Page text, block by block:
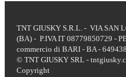
TNT GIUSKY S.R.L. - VIA SAN
(BA) - P.IVA IT 08779850729 -
commercio di BARI - BA - 649438
© TNT GIUSKY SRL -
Copyright